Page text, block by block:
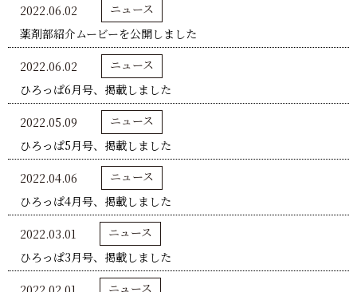
2022.06.02
ニュース
薬剤部紹介ムービーを公開しました
2022.06.02
ニュース
ひろっぱ6月号、掲載しました
2022.05.09
ニュース
ひろっぱ5月号、掲載しました
2022.04.06
ニュース
ひろっぱ4月号、掲載しました
2022.03.01
ニュース
ひろっぱ3月号、掲載しました
ニュース